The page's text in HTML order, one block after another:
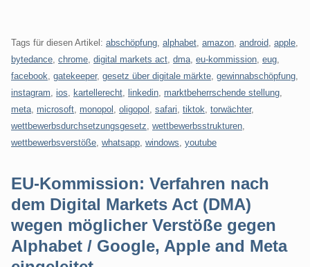
Tags für diesen Artikel: abschöpfung alphabet amazon android apple
bytedance chrome digital markets act dma eu-kommission eug
facebook gatekeeper, gesetz über digitale märkte gewinnabschöpfung
instagram ios kartellerecht linkedin marktbeherrschende stellung
meta microsoft monopol oligopol safari tiktok torwächter,
wettbewerbsdurchsetzungsgesetz wettbewerbsstrukturen
wettbewerbsverstöße whatsapp windows youtube
EU-Kommission: Verfahren nach
dem Digital Markets Act (DMA)
wegen möglicher Verstöße gegen
Alphabet / Google, Apple and Meta